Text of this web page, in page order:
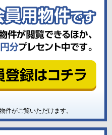
件がご覧いただけます。